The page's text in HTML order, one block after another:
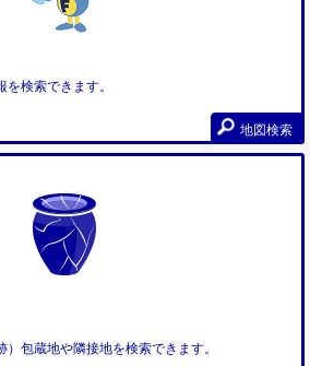
検索できます。
地図検索
包蔵地や隣接地を検索できます。